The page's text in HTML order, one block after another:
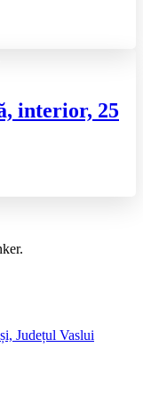
interior, 25
Județul Vaslui